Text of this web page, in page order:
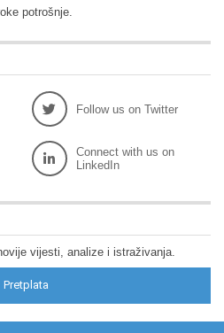
potrošnje.
Follow us on Twitter
Connect with us on
LinkedIn
vijesti, analize i istraživanja.
Pretplata